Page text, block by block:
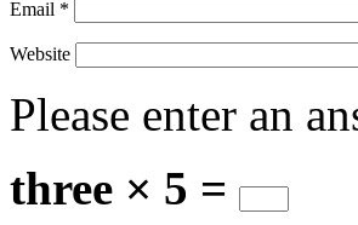
Email *
Website
Please enter an
three × 5 =